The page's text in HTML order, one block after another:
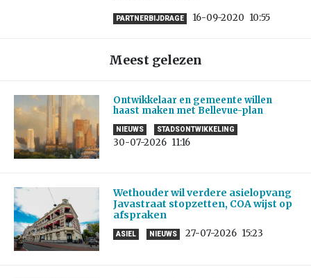
PARTNERBIJDRAGE 16-09-2020 10:55
Meest gelezen
Ontwikkelaar en gemeente willen
haast maken met Bellevue-plan
NIEUWS STADSONTWIKKELING
30-07-2026 11:16
Wethouder wil verdere asielopvang
Javastraat stopzetten, COA wijst op
afspraken
ASIEL NIEUWS 27-07-2026 15:23